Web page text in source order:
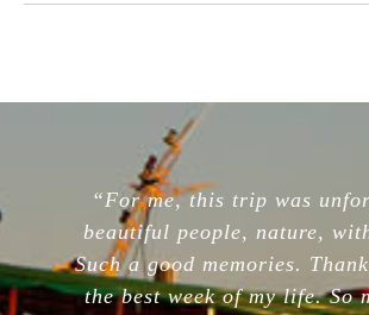
“For me, this trip was
beautiful people, nature,
Such a good memories. Thank
the best week of my life. So